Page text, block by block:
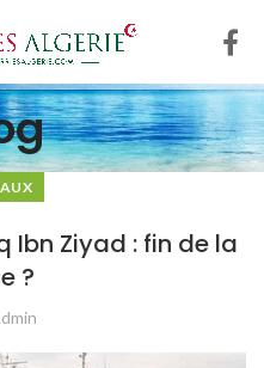
Ibn Ziyad : fin de la
?